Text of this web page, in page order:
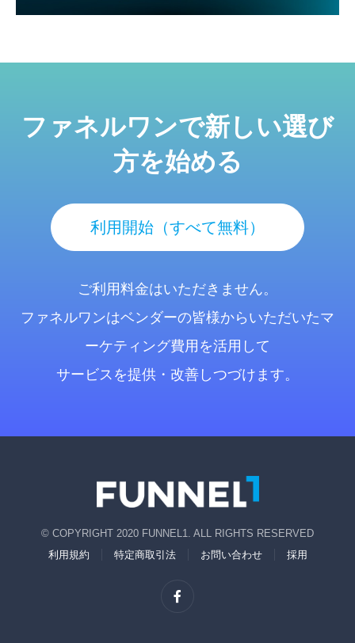
ファネルワンで新しい選び
方を始める
利用開始（すべて無料）
ご利用料金はいただきません。
ファネルワンはベンダーの皆様からいただいたマ
ーケティング費用を活用して
サービスを提供・改善しつづけます。
© COPYRIGHT 2020 FUNNEL1. ALL RIGHTS RESERVED
利用規約
特定商取引法 お問い合わせ 採用